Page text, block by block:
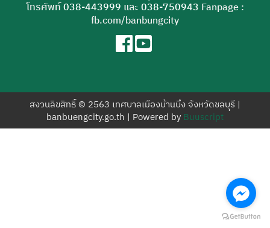
โทรศัพท์038-443999 และ 038-750943 Fanpage :
fb.com/banbungcity
สงวนลิขสิทธิ์ © 2563 เทศบาลเมืองบ้านบึง จังหวัดชลบุรี |
banbuengcity.go.th | Powered by Buuscript